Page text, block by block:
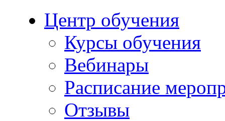
Центр обучения
Курсы обучения
Вебинары
Расписание
Отзывы